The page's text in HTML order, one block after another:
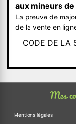
aux mineurs
La preuve de
de la vente en
CODE DE LA
Mes
Mentions légales